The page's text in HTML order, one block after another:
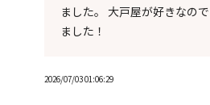
ました。 大戸屋が好きなの
ました！
2026/07/03 01:06:29